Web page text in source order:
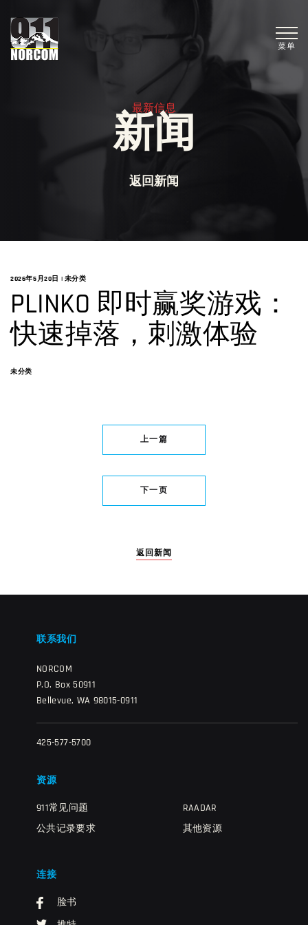
菜单
最新信息
新闻
返回新闻
2026年5月20日 | 未分类
PLINKO 即时赢奖游戏：
快速掉落，刺激体验
未分类
上一篇
下一页
返回新闻
联系我们
NORCOM
P.O. Box 50911
Bellevue, WA 98015-0911
425-577-5700
资源
911常见问题
公共记录要求
RAADAR
其他资源
连接
脸书